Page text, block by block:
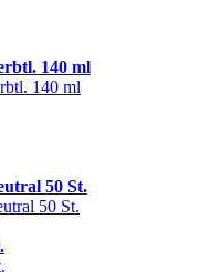
140 ml
50 St.